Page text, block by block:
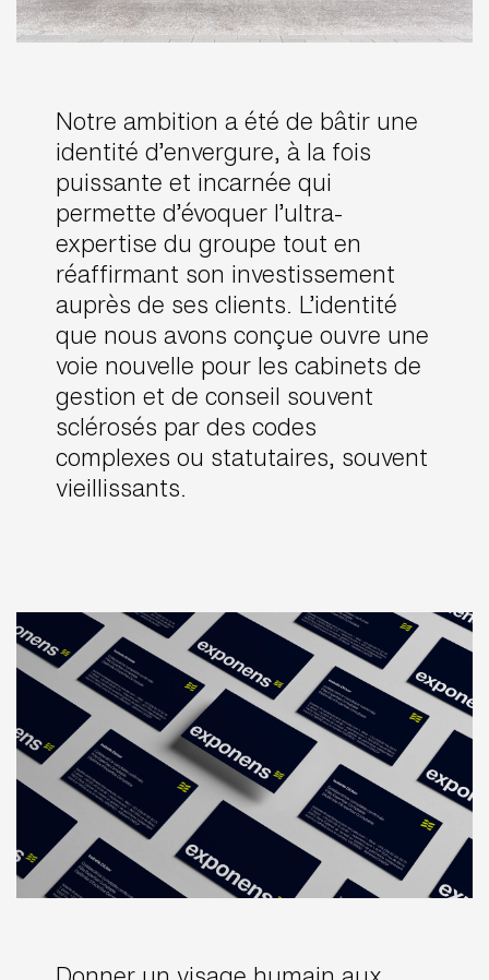
Notre ambition a été de bâtir une
identité d’envergure, à la fois
puissante et incarnée qui
permette d’évoquer l’ultra-
expertise du groupe tout en
réaffirmant son investissement
auprès de ses clients. L’identité
que nous avons conçue ouvre une
voie nouvelle pour les cabinets de
gestion et de conseil souvent
sclérosés par des codes
complexes ou statutaires, souvent
vieillissants.